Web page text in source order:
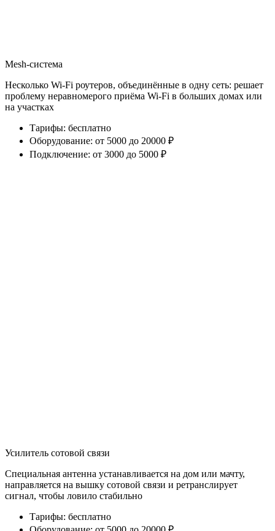
Mesh-система
Несколько Wi-Fi роутеров, объединённые в одну сеть: решает
проблему неравномерого приёма Wi-Fi в больших домах или
на участках
Тарифы: бесплатно
Оборудование: от 5000 до 20000 ₽
Подключение: от 3000 до 5000 ₽
Усилитель сотовой связи
Специальная антенна устанавливается на дом или мачту,
направляется на вышку сотовой связи и ретранслирует
сигнал, чтобы ловило стабильно
Тарифы: бесплатно